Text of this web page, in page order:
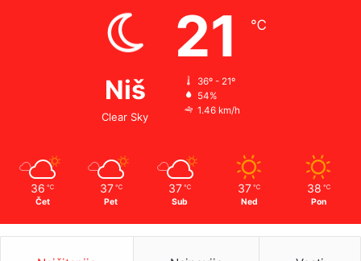
Niš
Clear Sky
21 ℃
36º - 21º
54%
1.46 km/h
36 ℃
Čet
37 ℃
Pet
37 ℃
Sub
37 ℃
Ned
38 ℃
Pon